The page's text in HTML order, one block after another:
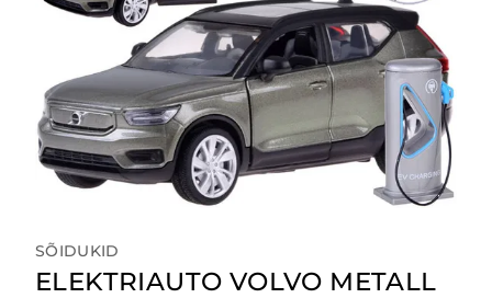
SÕIDUKID
ELEKTRIAUTO VOLVO METALL